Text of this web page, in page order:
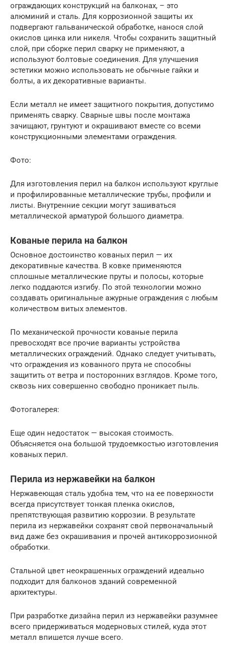
ограждающих конструкций на балконах, – это
алюминий и сталь. Для коррозионной защиты их
подвергают гальванической обработке, нанося слой
окислов цинка или никеля. Чтобы сохранить защитный
слой, при сборке перил сварку не применяют, а
используют болтовые соединения. Для улучшения
эстетики можно использовать не обычные гайки и
болты, а их декоративные варианты.
Если металл не имеет защитного покрытия, допустимо
применять сварку. Сварные швы после монтажа
зачищают, грунтуют и окрашивают вместе со всеми
конструкционными элементами ограждения.
Фото:
Для изготовления перил на балкон используют круглые
и профилированные металлические трубы, профили и
листы. Внутренние секции могут зашиваться
металлической арматурой большого диаметра.
Кованые перила на балкон
Основное достоинство кованых перил — их
декоративные качества. В ковке применяются
сплошные металлические пруты и полосы, которые
легко поддаются изгибу. По этой технологии можно
создавать оригинальные ажурные ограждения с любым
количеством витых элементов.
По механической прочности кованые перила
превосходят все прочие варианты устройства
металлических ограждений. Однако следует учитывать,
что ограждения из кованного прута не способны
защитить от ветра и посторонних взглядов. Кроме того,
сквозь них совершенно свободно проникает пыль.
Фотогалерея:
Еще один недостаток — высокая стоимость.
Объясняется она большой трудоемкостью изготовления
кованых перил.
Перила из нержавейки на балкон
Нержавеющая сталь удобна тем, что на ее поверхности
всегда присутствует тонкая пленка окислов,
препятствующая развитию коррозии. В результате
перила из нержавейки сохранят свой первоначальный
вид даже без окрашивания и прочей антикоррозионной
обработки.
Стальной цвет неокрашенных ограждений идеально
подходит для балконов зданий современной
архитектуры.
При разработке дизайна перил из нержавейки разумнее
всего придерживаться модерновых стилей, куда этот
металл впишется лучше всего.